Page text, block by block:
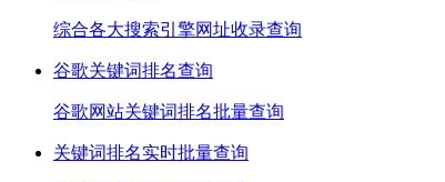
综合各大搜索引擎网址收录查询
谷歌关键词排名查询
谷歌网站关键词排名批量查询
关键词排名实时批量查询